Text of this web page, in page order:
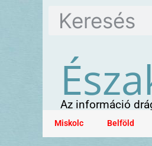
Az információ
Miskolc Belföld